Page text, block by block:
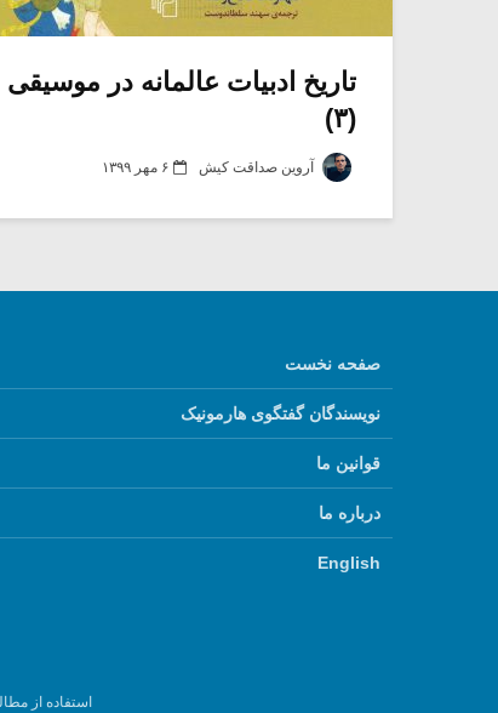
تاریخ ادبیات عالمانه در موسیقی
(۳)
آروین صداقت کیش ۶ مهر ۱۳۹۹
صفحه نخست
نویسندگان گفتگوی هارمونیک
قوانین ما
درباره ما
English
استفاده از